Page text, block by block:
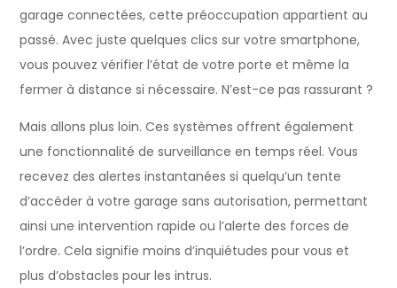
garage connectées, cette préoccupation appartient au
passé. Avec juste quelques clics sur votre smartphone,
vous pouvez vérifier l’état de votre porte et même la
fermer à distance si nécessaire. N’est-ce pas rassurant ?
Mais allons plus loin. Ces systèmes offrent également
une fonctionnalité de surveillance en temps réel. Vous
recevez des alertes instantanées si quelqu’un tente
d’accéder à votre garage sans autorisation, permettant
ainsi une intervention rapide ou l’alerte des forces de
l’ordre. Cela signifie moins d’inquiétudes pour vous et
plus d’obstacles pour les intrus.